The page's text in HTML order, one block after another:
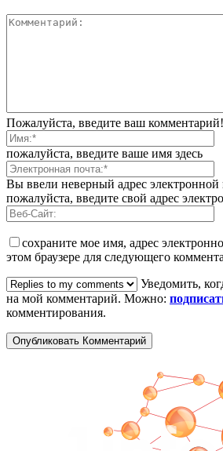
Пожалуйста, введите ваш комментарий!
пожалуйста, введите ваше имя здесь
Вы ввели неверный адрес
пожалуйста, введите свой адрес
сохраните мое имя, адрес
этом браузере для следующего
Уведомить,
на мой комментарий. Можно:
комментирования.